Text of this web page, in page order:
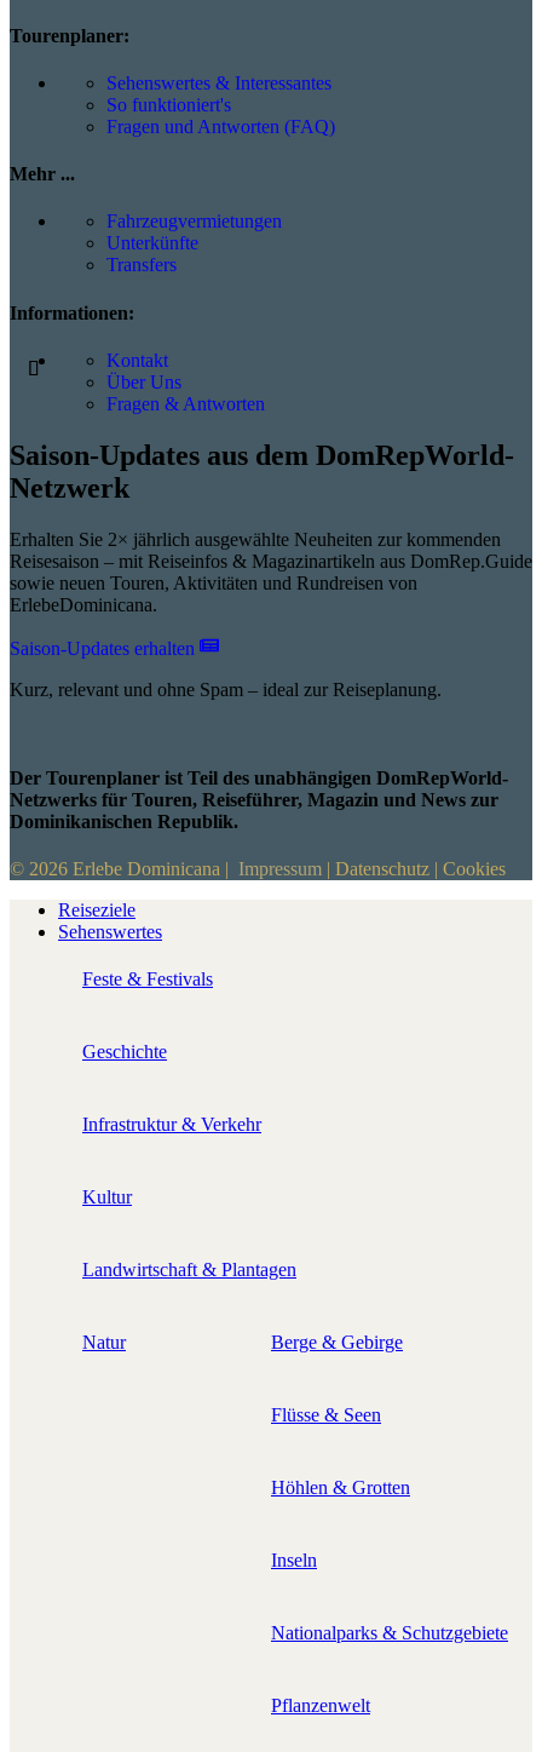
Tourenplaner:
Sehenswertes & Interessantes
So funktioniert's
Fragen und Antworten (FAQ)
Mehr ...
Fahrzeugvermietungen
Unterkünfte
Transfers
Informationen:
Kontakt
Über Uns
Fragen & Antworten
Saison-Updates aus dem DomRepWorld-
Netzwerk
Erhalten Sie 2× jährlich ausgewählte Neuheiten zur kommenden
Reisesaison – mit Reiseinfos & Magazinartikeln aus DomRep.Guide
sowie neuen Touren, Aktivitäten und Rundreisen von
ErlebeDominicana.
Saison-Updates erhalten
Kurz, relevant und ohne Spam – ideal zur Reiseplanung.
Der Tourenplaner ist Teil des unabhängigen DomRepWorld-
Netzwerks für Touren, Reiseführer, Magazin und News zur
Dominikanischen Republik.
© 2026 Erlebe Dominicana | Impressum | Datenschutz | Cookies
Reiseziele
Sehenswertes
Feste & Festivals
Geschichte
Infrastruktur & Verkehr
Kultur
Landwirtschaft & Plantagen
Natur Berge & Gebirge
Flüsse & Seen
Höhlen & Grotten
Inseln
Nationalparks & Schutzgebiete
Pflanzenwelt